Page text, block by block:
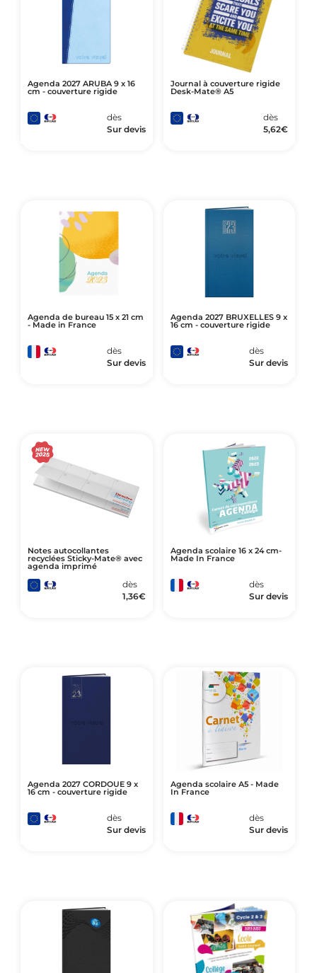
Agenda 2027 ARUBA 9 x 16
cm - couverture rigide
dès
Sur devis
Journal à couverture rigide
Desk-Mate® A5
dès
5,62€
Agenda de bureau 15 x 21 cm
- Made in France
dès
Sur devis
Agenda 2027 BRUXELLES 9 x
16 cm - couverture rigide
dès
Sur devis
Notes autocollantes
recyclées Sticky-Mate® avec
agenda imprimé
dès
1,36€
Agenda scolaire 16 x 24 cm-
Made In France
dès
Sur devis
Agenda 2027 CORDOUE 9 x
16 cm - couverture rigide
dès
Sur devis
Agenda scolaire A5 - Made
In France
dès
Sur devis